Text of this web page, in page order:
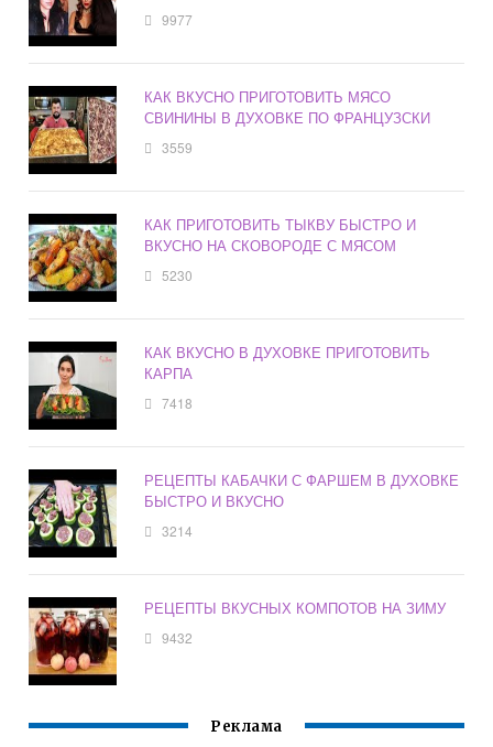
9977
КАК ВКУСНО ПРИГОТОВИТЬ МЯСО
СВИНИНЫ В ДУХОВКЕ ПО ФРАНЦУЗСКИ
3559
КАК ПРИГОТОВИТЬ ТЫКВУ БЫСТРО И
ВКУСНО НА СКОВОРОДЕ С МЯСОМ
5230
КАК ВКУСНО В ДУХОВКЕ ПРИГОТОВИТЬ
КАРПА
7418
РЕЦЕПТЫ КАБАЧКИ С ФАРШЕМ В ДУХОВКЕ
БЫСТРО И ВКУСНО
3214
РЕЦЕПТЫ ВКУСНЫХ КОМПОТОВ НА ЗИМУ
9432
Реклама